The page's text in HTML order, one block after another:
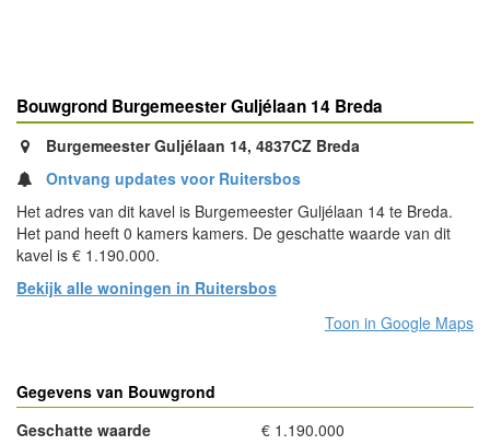
Bouwgrond Burgemeester Guljélaan 14 Breda
Burgemeester Guljélaan 14, 4837CZ Breda
Ontvang updates voor Ruitersbos
Het adres van dit kavel is Burgemeester Guljélaan 14 te Breda.
Het pand heeft 0 kamers kamers. De geschatte waarde van dit
kavel is € 1.190.000.
Bekijk alle woningen in Ruitersbos
Toon in Google Maps
Gegevens van Bouwgrond
Geschatte waarde
€ 1.190.000